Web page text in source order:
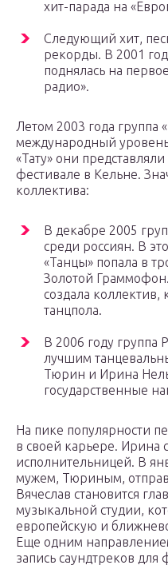
хит-парада на
Следующий хит,
рекорды. В 2001
поднялась на
радио».
Летом 2003 года группа
международный
«Тату» они
фестивале в Кельне.
коллектива:
В декабре 2005
среди россиян. В
«Танцы» попала в
Золотой
создала коллектив,
танцпола.
В 2006 году группа
лучшим
Тюрин и Ирина
государственные
На пике популярности
в своей карьере. Ирина
исполнительницей. В
мужем, Тюриным,
Вячеслав становится
музыкальной студии,
европейскую и
Еще одним
запись саундтреков для